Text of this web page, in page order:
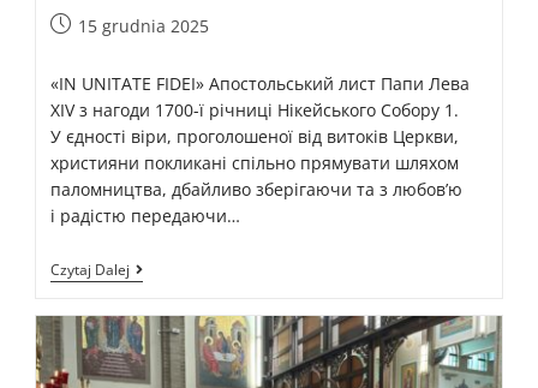
15 grudnia 2025
«IN UNITATE FIDEI» Апостольський лист Папи Лева
XIV з нагоди 1700-ї річниці Нікейського Cобору 1.
У єдності віри, проголошеної від витоків Церкви,
християни покликані спільно прямувати шляхом
паломництва, дбайливо зберігаючи та з любов’ю
і радістю передаючи…
Czytaj Dalej